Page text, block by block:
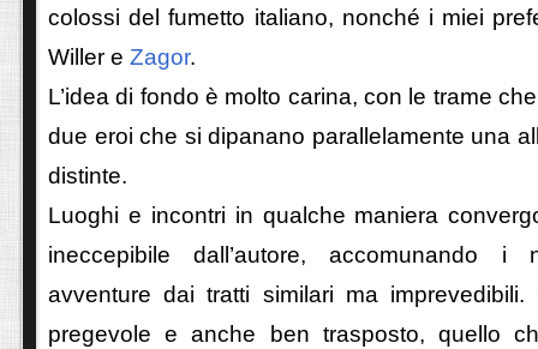
colossi del fumetto italiano, nonché i miei
Willer e Zagor.
L’idea di fondo è molto carina, con le trame
due eroi che si dipanano parallelamente una
distinte.
Luoghi e incontri in qualche maniera
ineccepibile dall’autore, accomunando i
avventure dai tratti similari ma
pregevole e anche ben trasposto, quello